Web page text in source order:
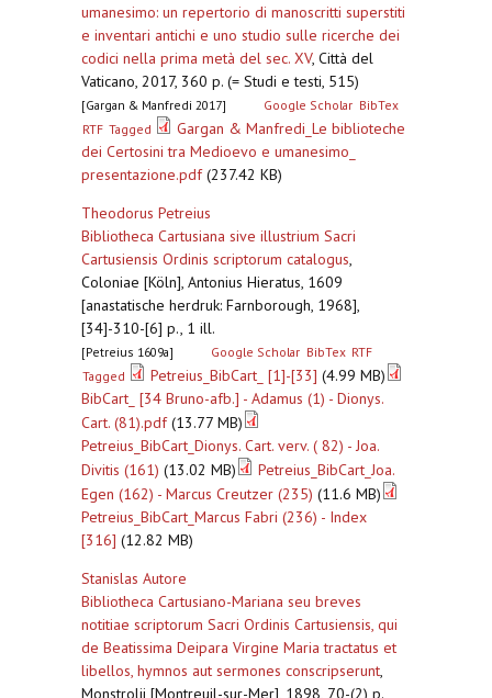
umanesimo: un repertorio di manoscritti superstiti
e inventari antichi e uno studio sulle ricerche dei
codici nella prima metà del sec. XV, Città del
Vaticano, 2017, 360 p. (= Studi e testi, 515)
[Gargan & Manfredi 2017] Google Scholar BibTex
RTF Tagged
Gargan & Manfredi_Le biblioteche
dei Certosini tra Medioevo e umanesimo_
presentazione.pdf(237.42 KB)
Theodorus Petreius
Bibliotheca Cartusiana sive illustrium Sacri
Cartusiensis Ordinis scriptorum catalogus,
Coloniae [Köln], Antonius Hieratus, 1609
[anastatische herdruk: Farnborough, 1968],
[34]-310-[6] p., 1 ill.
[Petreius 1609a] Google Scholar BibTex RTF
Tagged
Petreius_BibCart_ [1]-[33] (4.99 MB)
BibCart_ [34 Bruno-afb.] - Adamus (1) - Dionys.
Cart. (81).pdf(13.77 MB)
Petreius_BibCart_Dionys. Cart. verv. ( 82) - Joa.
Divitis (161) (13.02 MB)
Petreius_BibCart_Joa.
Egen (162) - Marcus Creutzer (235) (11.6 MB)
Petreius_BibCart_Marcus Fabri (236) - Index
[316] (12.82 MB)
Stanislas Autore
Bibliotheca Cartusiano-Mariana seu breves
notitiae scriptorum Sacri Ordinis Cartusiensis, qui
de Beatissima Deipara Virgine Maria tractatus et
libellos, hymnos aut sermones conscripserunt,
Monstrolii [Montreuil-sur-Mer], 1898, 70-(2) p.